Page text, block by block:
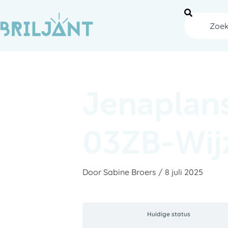
de
inhoud
Zoeken
Door Sabine Broers / 8 juli 2025
Huidige status